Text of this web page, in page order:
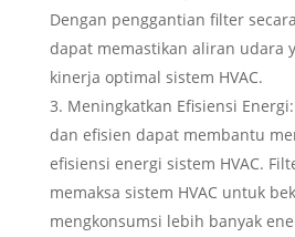
Dengan penggantian filter
dapat memastikan aliran udara
kinerja optimal sistem HVAC.
Meningkatkan Efisiensi
dan efisien dapat membantu
efisiensi energi sistem HVAC.
memaksa sistem HVAC untuk
mengkonsumsi lebih banyak